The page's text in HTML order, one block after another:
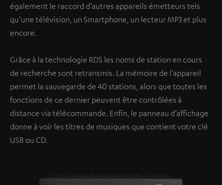
également le raccord d’autres appareils émetteurs tels
qu’une télévision, un Smartphone, un lecteur MP3 et plus
encore.
Grâce à la technologie RDS les noms de station en cours
de recherche sont retransmis. La mémoire de l’appareil
permet la sauvegarde de 40 stations, alors que toutes les
fonctions de ce dernier peuvent être contrôlées à
distance via télécommande. Enfin, le panneau d’affichage
donne à voir les titres de musiques que contient votre clé
USB ou CD.